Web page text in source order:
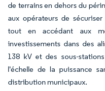
de terrains en dehors du
aux opérateurs de
tout en accédant aux
investissements dans des
138 kV et des sous-
l'échelle de la puissance
distribution municipaux.